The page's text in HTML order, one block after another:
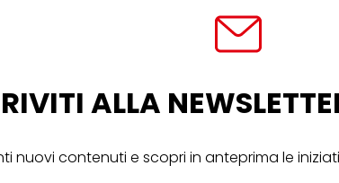
ALLA
nuovi contenuti e scopri in anteprima le